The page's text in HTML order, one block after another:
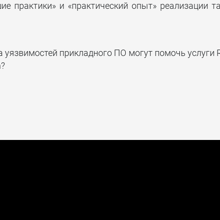
практики» и «практический опыт» реализации
уязвимостей прикладного ПО могут помочь услуги